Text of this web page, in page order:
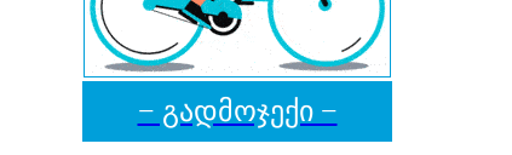
− გადმოჯექი −